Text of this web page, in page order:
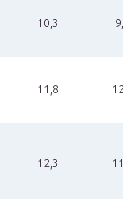
10,3
11,8
12,3